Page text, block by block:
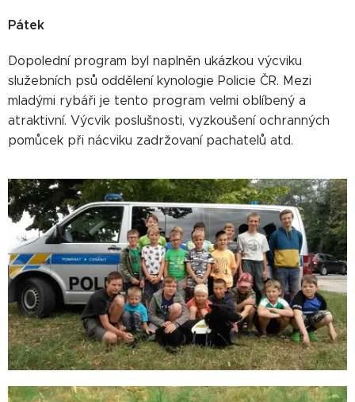
Pátek
Dopolední program byl naplněn ukázkou výcviku
služebních psů oddělení kynologie Policie ČR. Mezi
mladými rybáři je tento program velmi oblíbený a
atraktivní. Výcvik poslušnosti, vyzkoušení ochranných
pomůcek při nácviku zadržovaní pachatelů atd.